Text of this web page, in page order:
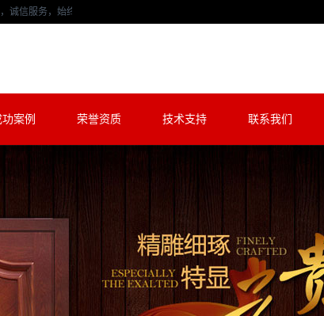
服务，始终如一。
功案例 荣誉资质 技术支持 联系我们